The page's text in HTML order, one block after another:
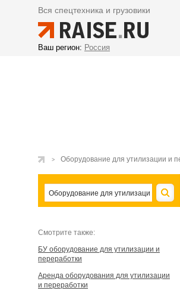
Вся спецтехника и грузовики
Ваш регион: Россия
Оборудование для утилизации и
Cмотрите также:
БУ оборудование для утилизации и
переработки
Аренда оборудования для утилизации
и переработки